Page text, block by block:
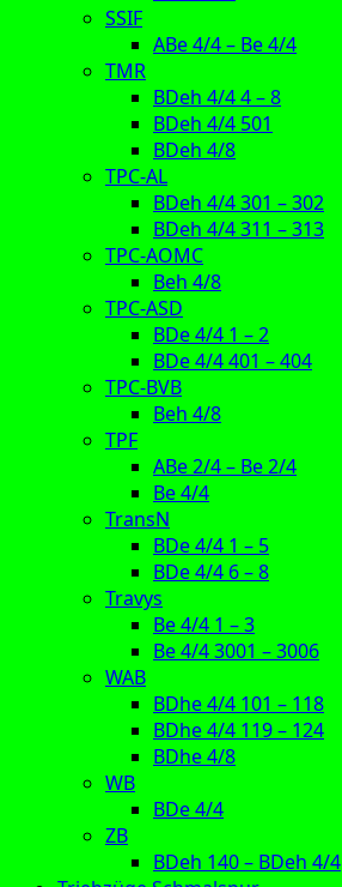
SSIF
ABe 4/4 – Be 4/4
TMR
BDeh 4/4 4 – 8
BDeh 4/4 501
BDeh 4/8
TPC-AL
BDeh 4/4 301 – 302
BDeh 4/4 311 – 313
TPC-AOMC
Beh 4/8
TPC-ASD
BDe 4/4 1 – 2
BDe 4/4 401 – 404
TPC-BVB
Beh 4/8
TPF
ABe 2/4 – Be 2/4
Be 4/4
TransN
BDe 4/4 1 – 5
BDe 4/4 6 – 8
Travys
Be 4/4 1 – 3
Be 4/4 3001 – 3006
WAB
BDhe 4/4 101 – 118
BDhe 4/4 119 – 124
BDhe 4/8
WB
BDe 4/4
ZB
BDeh 140 – BDeh 4/4